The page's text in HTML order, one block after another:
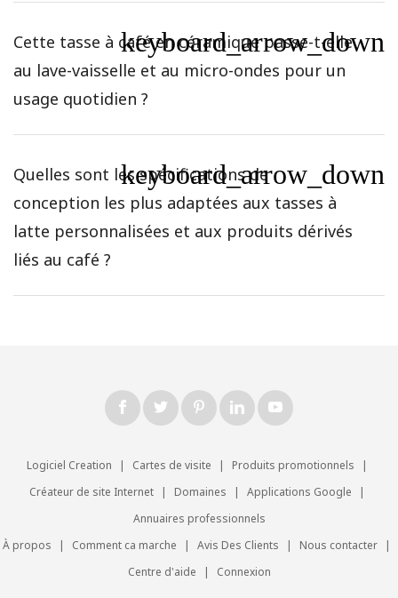
Cette tasse à café en céramique passe-t-elle
au lave-vaisselle et au micro-ondes pour un
usage quotidien ?
keyboard_arrow_down
Quelles sont les spécifications de
conception les plus adaptées aux tasses à
latte personnalisées et aux produits dérivés
liés au café ?
keyboard_arrow_down
Logiciel Creation | Cartes de visite | Produits promotionnels
|
Créateur de site Internet
| Domaines | Applications Google
|
Annuaires professionnels
À propos
| Comment ca marche | Avis Des Clients | Nous contacter
|
Centre d'aide
| Connexion